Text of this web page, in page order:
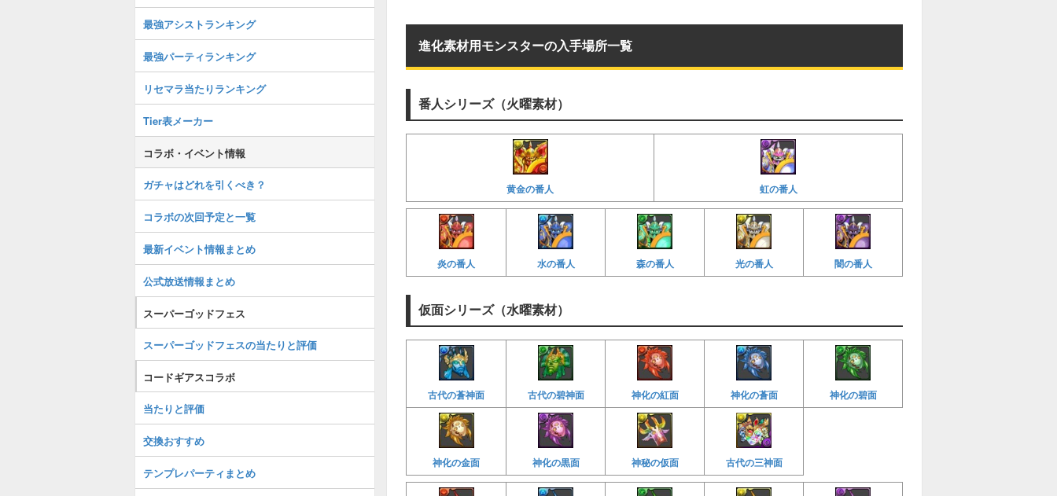
進化素材用モンスターの入手場所一覧
番人シリーズ（火曜素材）
黄金の番人 虹の番人
炎の番人 水の番人 森の番人 光の番人 闇の番人
仮面シリーズ（水曜素材）
古代の蒼神面 古代の碧神面 神化の紅面 神化の蒼面 神化の碧面
神化の金面 神化の黒面 神秘の仮面 古代の三神面
最強アシストランキング
最強パーティランキング
リセマラ当たりランキング
Tier表メーカー
コラボ・イベント情報
ガチャはどれを引くべき？
コラボの次回予定と一覧
最新イベント情報まとめ
公式放送情報まとめ
スーパーゴッドフェス
スーパーゴッドフェスの当たりと評価
コードギアスコラボ
当たりと評価
交換おすすめ
テンプレパーティまとめ